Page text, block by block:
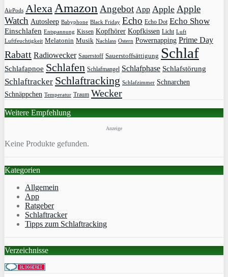
AirPods Alexa Amazon Angebot App Apple Apple
Watch Autosleep Babyphone Black Friday Echo Echo Dot Echo Show
Einschlafen Entspannung Kissen Kopfhörer Kopfkissen Licht Luft
Luftfeuchtigkeit Melatonin Musik Nachlass Ostern Powernapping Prime Day
Rabatt Radiowecker Sauerstoff Sauerstoffsättigung Schlaf
Schlafapnoe Schlafen Schlafmangel Schlafphase Schlafstörung
Schlaftracker Schlaftracking Schlafzimmer Schnarchen
Schnäppchen Temperatur Traum Wecker
Weitere Empfehlung
Anzeige
Keine Produkte gefunden.
Kategorien
Allgemein
App
Ratgeber
Schlaftracker
Tipps zum Schlaftracking
Verzeichnisse